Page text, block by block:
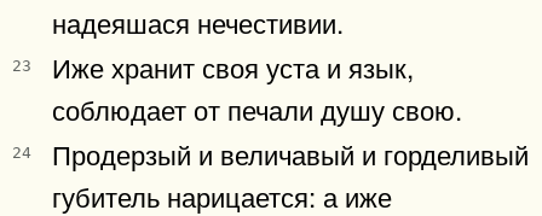
надеяшася нечестивии.
23
Иже хранит своя уста и язык,
соблюдает от печали душу свою.
24
Продерзый и величавый и горделивый
губитель нарицается: а иже